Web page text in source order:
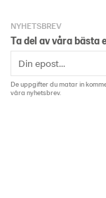
NYHETSBREV
Ta del av våra bästa
De uppgifter du matar in
våra nyhetsbrev.